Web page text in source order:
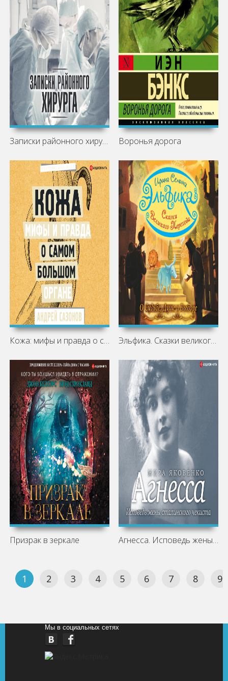
Записки районного хирурга Воронья дорога
Кожа: мифы и правда о самом большом Эльфика. Сказки великого перехода. О
Призрак в зеркале Агнесса. Исповедь жены сталинского
1 2 3 4 5 6 7 8 9
Мы в социальных сетях